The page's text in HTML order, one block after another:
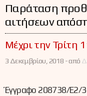
Παράταση
αιτήσεων
Μέχρι την Τρίτη
3 Δεκεμβρίου, 2018 -από
Έγγραφο 208738/